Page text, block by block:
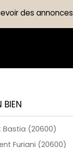
des annonces
BIEN
(20600)
Furiani (20600)